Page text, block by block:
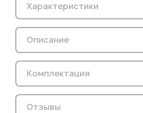
Характеристики
Описание
Комплектация
Отзывы